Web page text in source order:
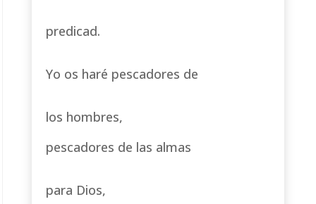
predicad.
Yo os haré pescadores de
los hombres,
pescadores de las almas
para Dios,